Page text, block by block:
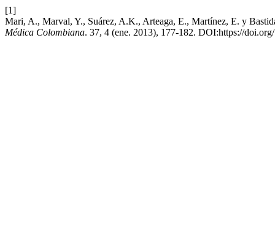
[1]
Mari, A., Marval, Y., Suárez, A.K., Arteaga, E., Martínez, E. y
Médica Colombiana. 37, 4 (ene. 2013), 177-182. DOI:https://